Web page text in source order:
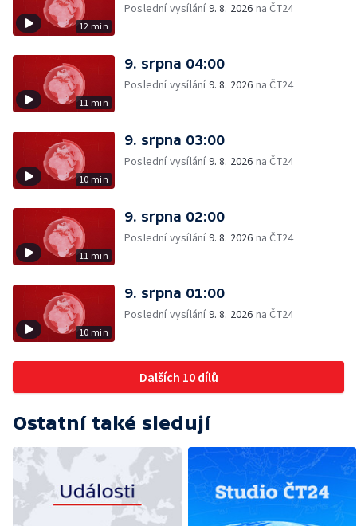
12 min
Poslední vysílání9. 8. 2026 na ČT24
11 min
9. srpna 04:00
Poslední vysílání9. 8. 2026 na ČT24
10 min
9. srpna 03:00
Poslední vysílání9. 8. 2026 na ČT24
11 min
9. srpna 02:00
Poslední vysílání9. 8. 2026 na ČT24
10 min
9. srpna 01:00
Poslední vysílání9. 8. 2026 na ČT24
Dalších 10 dílů
Ostatní také sledují